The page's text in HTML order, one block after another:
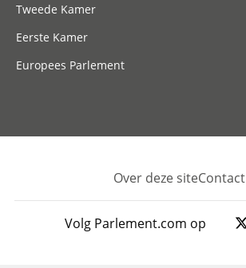
Tweede Kamer
Eerste Kamer
Europees Parlement
Footer
Over deze siteContact
Volg Parlement.com op